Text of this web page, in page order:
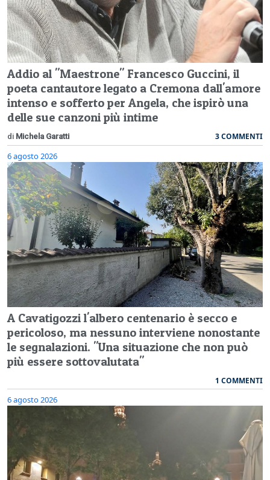
Addio al "Maestrone" Francesco Guccini, il
poeta cantautore legato a Cremona dall'amore
intenso e sofferto per Angela, che ispirò una
delle sue canzoni più intime
di Michela Garatti 3 COMMENTI
6 agosto 2026
A Cavatigozzi l'albero centenario è secco e
pericoloso, ma nessuno interviene nonostante
le segnalazioni. "Una situazione che non può
più essere sottovalutata"
1 COMMENTI
6 agosto 2026